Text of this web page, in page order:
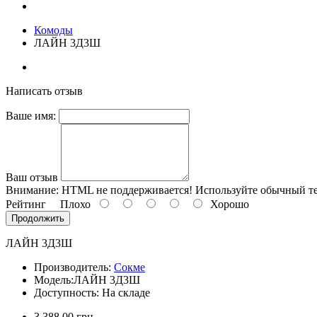
Комоды
ЛАЙН 3Д3Ш
Написать отзыв
Ваше имя:
Ваш отзыв
Внимание: HTML не поддерживается! Используйте обычный
Рейтинг Плохо Хорошо
Продолжить
ЛАЙН 3Д3Ш
Производитель: Сокме
Модель:ЛАЙН 3Д3Ш
Доступность: На складе